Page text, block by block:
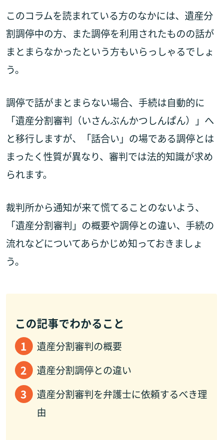
このコラムを読まれている方のなかには、遺産分
割調停中の方、また調停を利用されたものの話が
まとまらなかったという方もいらっしゃるでしょ
う。
調停で話がまとまらない場合、手続は自動的に
「遺産分割審判（いさんぶんかつしんぱん）」へ
と移行しますが、「話合い」の場である調停とは
まったく性質が異なり、審判では法的知識が求め
られます。
裁判所から通知が来て慌てることのないよう、
「遺産分割審判」の概要や調停との違い、手続の
流れなどについてあらかじめ知っておきましょ
う。
この記事でわかること
遺産分割審判の概要
遺産分割調停との違い
遺産分割審判を弁護士に依頼するべき理
由